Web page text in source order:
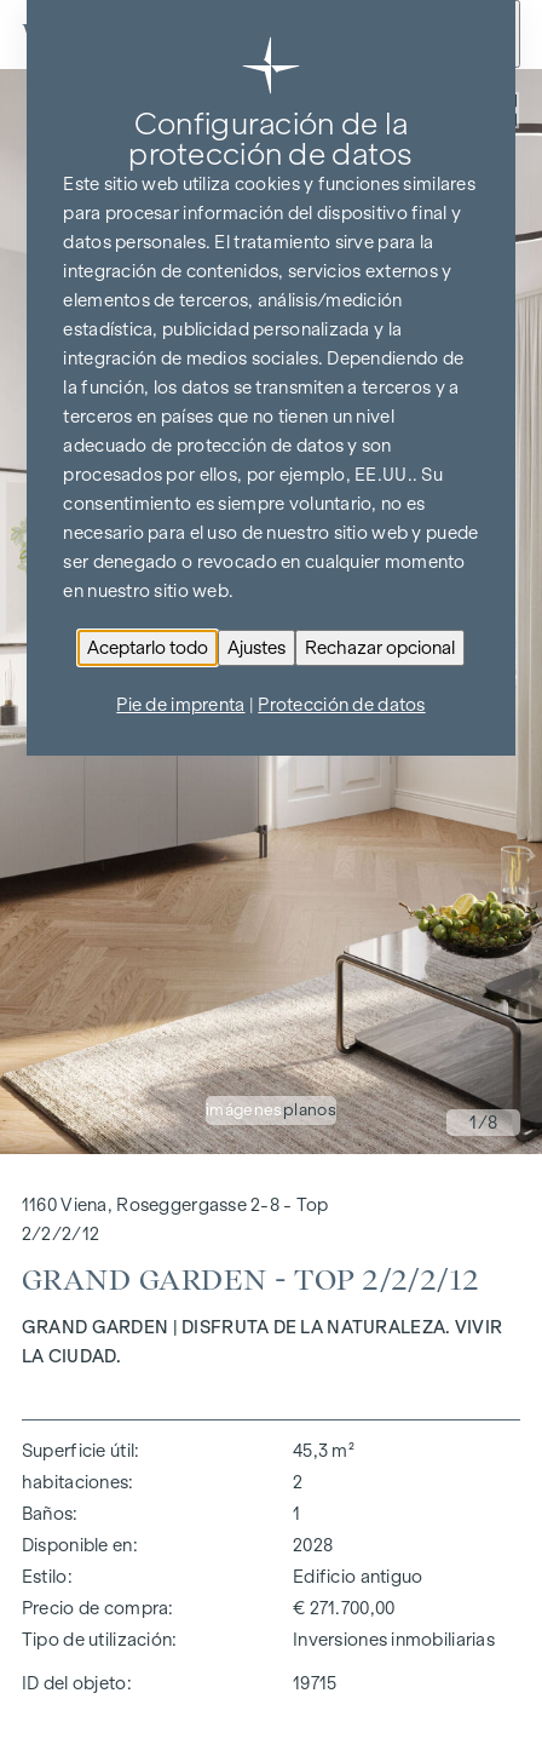
Ir al contenido
imágenes planos
1/8
1160 Viena, Roseggergasse 2-8 - Top
2/2/2/12
GRAND GARDEN - TOP 2/2/2/12
GRAND GARDEN | DISFRUTA DE LA NATURALEZA. VIVIR
LA CIUDAD.
Superficie útil
45,3 m²
habitaciones
2
Baños
1
Disponible en
2028
Estilo
Edificio antiguo
Precio de compra
€ 271.700,00
Tipo de utilización
Inversiones inmobiliarias
ID del objeto: 19715
Configuración de la
protección de datos
Este sitio web utiliza cookies y funciones similares
para procesar información del dispositivo final y
datos personales. El tratamiento sirve para la
integración de contenidos, servicios externos y
elementos de terceros, análisis/medición
estadística, publicidad personalizada y la
integración de medios sociales. Dependiendo de
la función, los datos se transmiten a terceros y a
terceros en países que no tienen un nivel
adecuado de protección de datos y son
procesados por ellos, por ejemplo, EE.UU.. Su
consentimiento es siempre voluntario, no es
necesario para el uso de nuestro sitio web y puede
ser denegado o revocado en cualquier momento
en nuestro sitio web.
Aceptarlo todo Ajustes Rechazar opcional
Pie de imprenta Protección de datos